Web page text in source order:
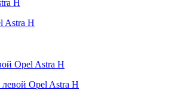
Astra H
Opel Astra H